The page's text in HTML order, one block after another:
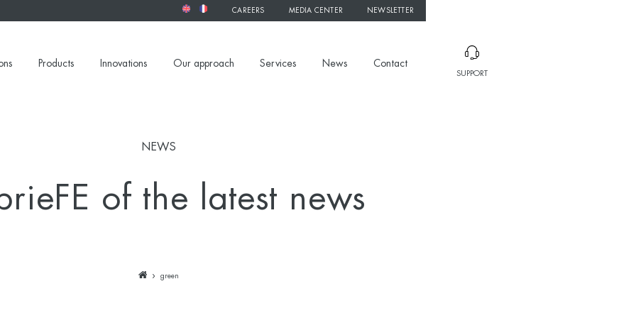
CAREERS MEDIA CENTER NEWSLETTER
Products Innovations Our approach Services News Contact
SUPPORT
NEWS
of the latest news
green